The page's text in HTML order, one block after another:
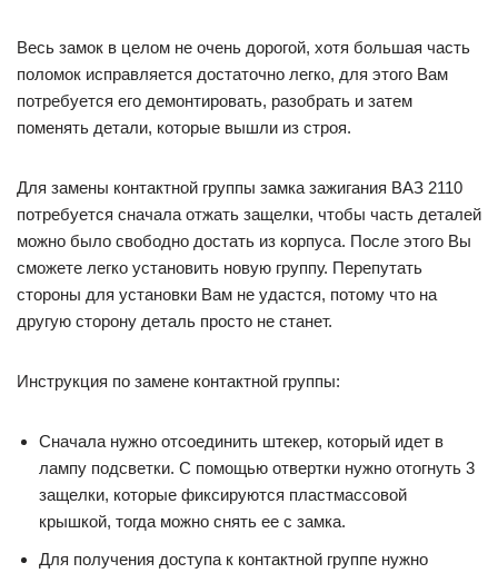
Весь замок в целом не очень дорогой, хотя большая часть
поломок исправляется достаточно легко, для этого Вам
потребуется его демонтировать, разобрать и затем
поменять детали, которые вышли из строя.
Для замены контактной группы замка зажигания ВАЗ 2110
потребуется сначала отжать защелки, чтобы часть деталей
можно было свободно достать из корпуса. После этого Вы
сможете легко установить новую группу. Перепутать
стороны для установки Вам не удастся, потому что на
другую сторону деталь просто не станет.
Инструкция по замене контактной группы:
Сначала нужно отсоединить штекер, который идет в
лампу подсветки. С помощью отвертки нужно отогнуть 3
защелки, которые фиксируются пластмассовой
крышкой, тогда можно снять ее с замка.
Для получения доступа к контактной группе нужно